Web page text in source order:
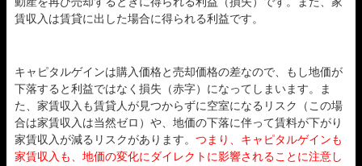
賃収入は賃貸に出した場合に得られる利益です。
キャピタルゲインは購入価格と売却価格の差なので、もし地価が
下落すると利益ではなく損失（赤字）になってしまいます。ま
た、家賃収入も賃貸人が見つからずに空室になるリスク（この場
合は家賃収入は当然ゼロ）や、地価の下落に伴って賃料が下がり
家賃収入が減るリスクがあります。 つまり、キャピタルゲインも
家賃収入も、地価の変化にダイレクトに影響されることに注意し